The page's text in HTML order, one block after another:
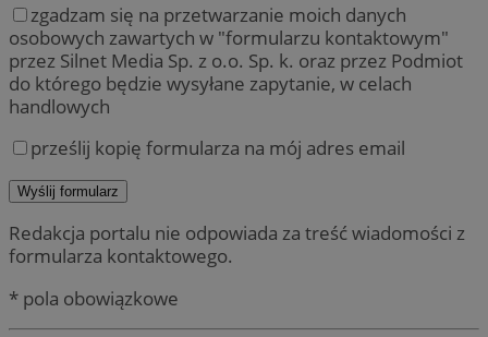
zgadzam się na przetwarzanie moich danych
osobowych zawartych w "formularzu kontaktowym"
przez Silnet Media Sp. z o.o. Sp. k. oraz przez Podmiot
do którego będzie wysyłane zapytanie, w celach
handlowych
prześlij kopię formularza na mój adres email
Redakcja portalu nie odpowiada za treść wiadomości z
formularza kontaktowego.
* pola obowiązkowe